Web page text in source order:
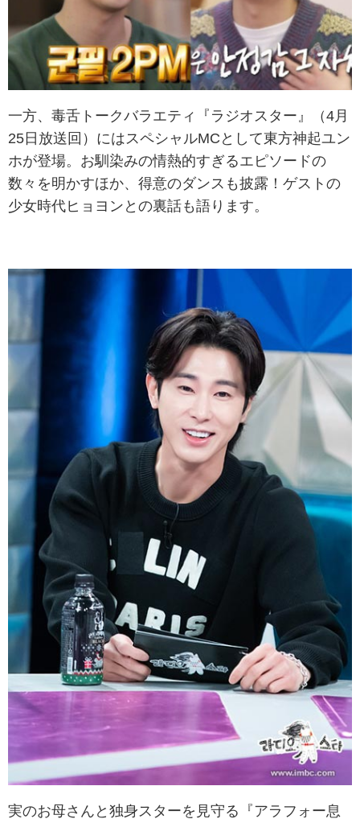
一方、毒舌トークバラエティ『ラジオスター』（4月
25日放送回）にはスペシャルMCとして東方神起ユン
ホが登場。お馴染みの情熱的すぎるエピソードの
数々を明かすほか、得意のダンスも披露！ゲストの
少女時代ヒョヨンとの裏話も語ります。
実のお母さんと独身スターを見守る『アラフォー息